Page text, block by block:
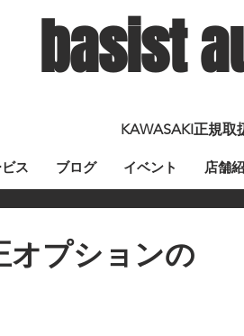
basist
KAWASAKI正規
ス ブログ イベント 店舗
オプションの